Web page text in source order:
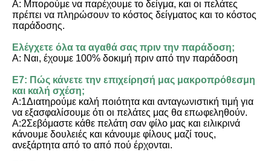
Α: Μπορούμε να παρέχουμε το δείγμα, και οι πελάτες
πρέπει να πληρώσουν το κόστος δείγματος και το κόστος
παράδοσης.
Ελέγχετε όλα τα αγαθά σας πριν την παράδοση;
Α: Ναι, έχουμε 100% δοκιμή πριν από την παράδοση
Ε7: Πώς κάνετε την επιχείρησή μας μακροπρόθεσμη
και καλή σχέση;
Α:1Διατηρούμε καλή ποιότητα και ανταγωνιστική τιμή για
να εξασφαλίσουμε ότι οι πελάτες μας θα επωφεληθούν.
Α:2Σεβόμαστε κάθε πελάτη σαν φίλο μας και ειλικρινά
κάνουμε δουλειές και κάνουμε φίλους μαζί τους,
ανεξάρτητα από το από πού έρχονται.